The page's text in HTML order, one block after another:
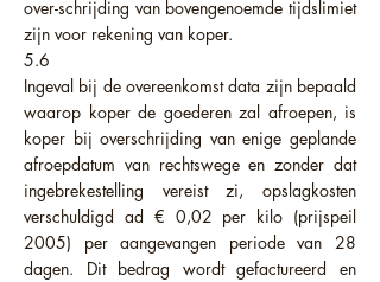
over-schrijding van bovengenoemde tijdslimiet
zijn voor rekening van koper.
5.6
Ingeval bij de overeenkomst data zijn bepaald
waarop koper de goederen zal afroepen, is
koper bij overschrijding van enige geplande
afroepdatum van rechtswege en zonder dat
ingebrekestelling vereist zi, opslagkosten
verschuldigd ad € 0,02 per kilo (prijspeil
2005) per aangevangen periode van 28
dagen. Dit bedrag wordt gefactureerd en